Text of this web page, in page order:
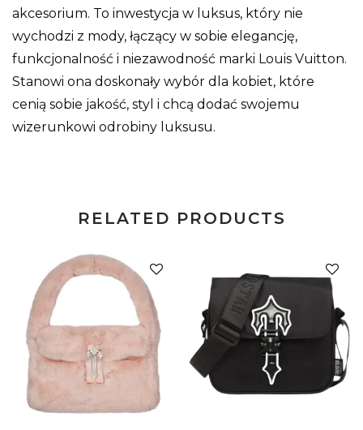
akcesorium. To inwestycja w luksus, który nie
wychodzi z mody, łączący w sobie elegancję,
funkcjonalność i niezawodność marki Louis Vuitton.
Stanowi ona doskonały wybór dla kobiet, które
cenią sobie jakość, styl i chcą dodać swojemu
wizerunkowi odrobiny luksusu.
RELATED PRODUCTS